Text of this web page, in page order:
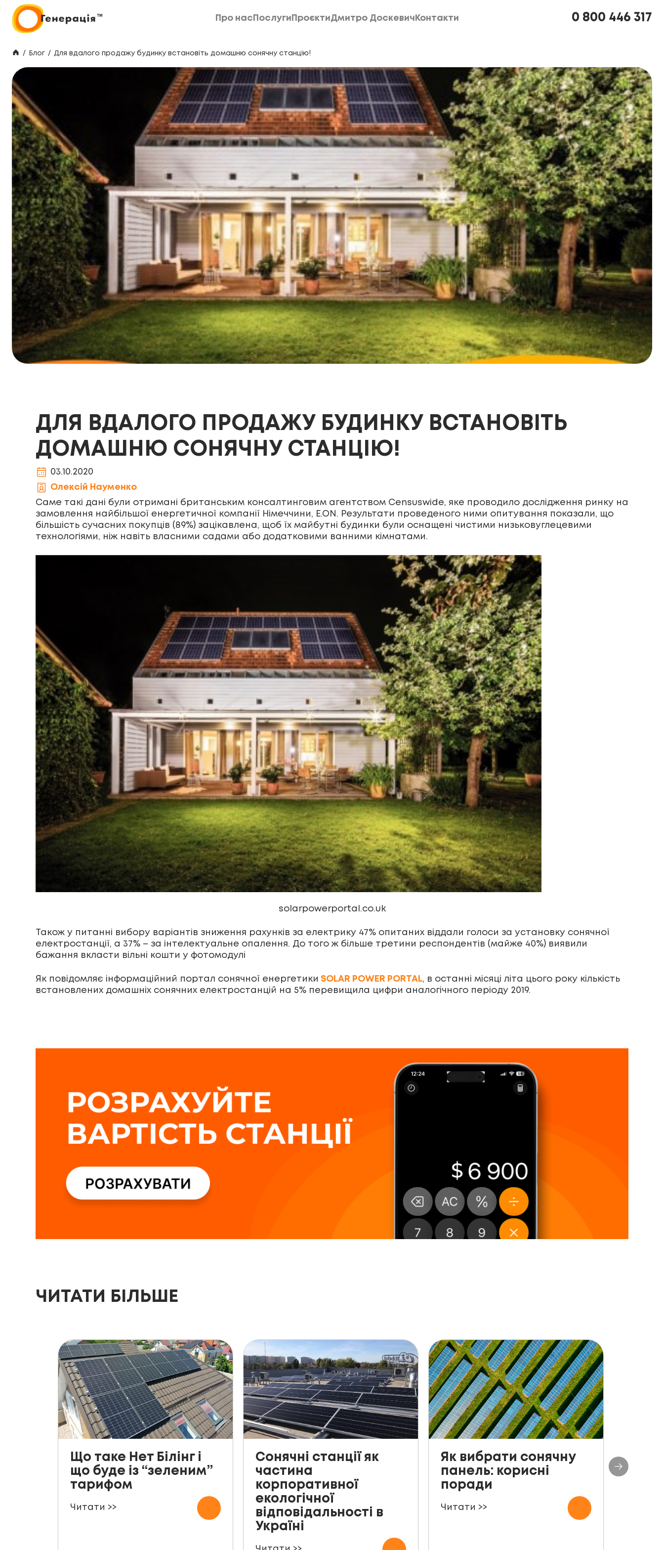
Про нас Послуги ПроєктиДмитро Доскевич Контакти
0 800 446 317
/ Блог / Для вдалого продажу будинку встановіть домашню сонячну станцію!
ДЛЯ ВДАЛОГО ПРОДАЖУ БУДИНКУ ВСТАНОВІТЬ
ДОМАШНЮ СОНЯЧНУ СТАНЦІЮ!
03.10.2020
Олексій Науменко
Саме такі дані були отримані британським консалтинговим агентством Censuswide, яке проводило дослідження ринку на
замовлення найбільшої енергетичної компанії Німеччини, E.ON. Результати проведеного ними опитування показали, що
більшість сучасних покупців (89%) зацікавлена, щоб їх майбутні будинки були оснащені чистими низьковуглецевими
технологіями, ніж навіть власними садами або додатковими ванними кімнатами.
solarpowerportal.co.uk
Також у питанні вибору варіантів зниження рахунків за електрику 47% опитаних віддали голоси за установку сонячної
електростанції, а 37% – за інтелектуальне опалення. До того ж більше третини респондентів (майже 40%) виявили
бажання вкласти вільні кошти у фотомодулі
Як повідомляє інформаційний портал сонячної енергетики SOLAR POWER PORTAL, в останні місяці літа цього року кількість
встановлених домашніх сонячних електростанцій на 5% перевищила цифри аналогічного періоду 2019.
ЧИТАТИ БІЛЬШЕ
Що таке Нет Білінг і
що буде із “зеленим”
тарифом
Читати >>
Сонячні станції як
частина
корпоративної
екологічної
відповідальності в
Україні
Як вибрати сонячну
панель: корисні
поради
Читати >>
До